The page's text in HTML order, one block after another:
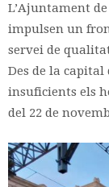
L’Ajuntament
impulsen un
servei de
Des de la capital
insuficients els
del 22 de